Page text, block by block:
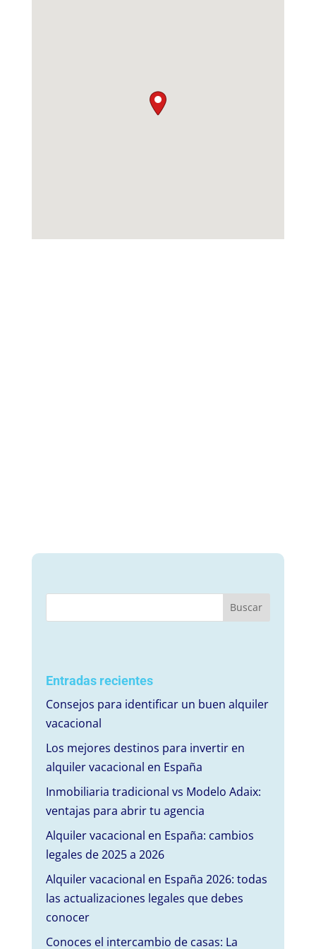
Entradas recientes
Consejos para identificar un buen alquiler
vacacional
Los mejores destinos para invertir en
alquiler vacacional en España
Inmobiliaria tradicional vs Modelo Adaix:
ventajas para abrir tu agencia
Alquiler vacacional en España: cambios
legales de 2025 a 2026
Alquiler vacacional en España 2026: todas
las actualizaciones legales que debes
conocer
Conoces el intercambio de casas: La